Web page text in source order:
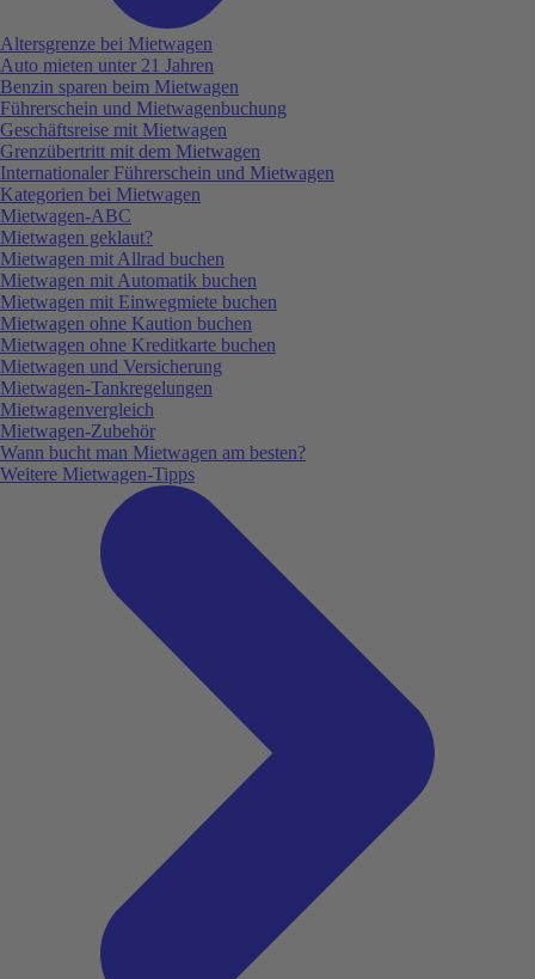
Altersgrenze bei Mietwagen
Auto mieten unter 21 Jahren
Benzin sparen beim Mietwagen
Führerschein und Mietwagenbuchung
Geschäftsreise mit Mietwagen
Grenzübertritt mit dem Mietwagen
Internationaler Führerschein und Mietwagen
Kategorien bei Mietwagen
Mietwagen-ABC
Mietwagen geklaut?
Mietwagen mit Allrad buchen
Mietwagen mit Automatik buchen
Mietwagen mit Einwegmiete buchen
Mietwagen ohne Kaution buchen
Mietwagen ohne Kreditkarte buchen
Mietwagen und Versicherung
Mietwagen-Tankregelungen
Mietwagenvergleich
Mietwagen-Zubehör
Wann bucht man Mietwagen am besten?
Weitere Mietwagen-Tipps